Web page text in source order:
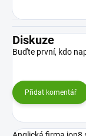
Diskuze
Buďte první, kdo
Přidat komentář